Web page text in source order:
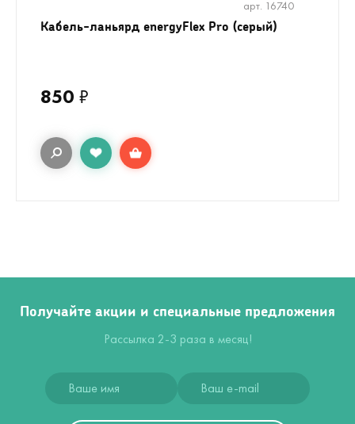
арт. 16740
Кабель-ланьярд energyFlex Pro (серый)
850 ₽
Получайте акции и специальные предложения
Рассылка 2-3 раза в месяц!